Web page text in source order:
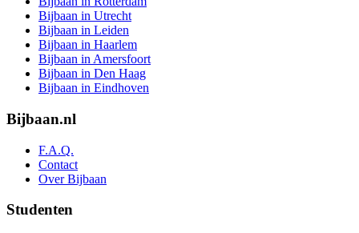
Bijbaan in Utrecht
Bijbaan in Leiden
Bijbaan in Haarlem
Bijbaan in Amersfoort
Bijbaan in Den Haag
Bijbaan in Eindhoven
Bijbaan.nl
F.A.Q.
Contact
Over Bijbaan
Studenten